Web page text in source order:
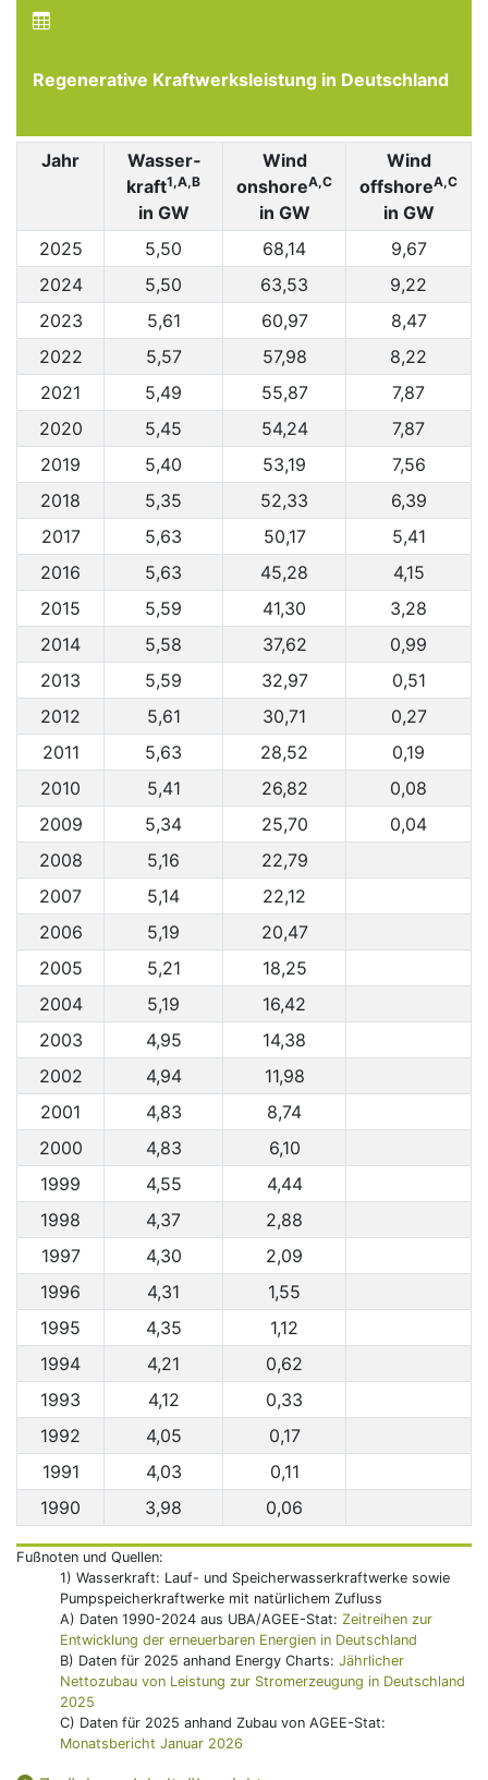
Regenerative Kraftwerksleistung in Deutschland
Jahr
Wasser­
kraft1,A,B
in GW
Wind
onshoreA,C
in GW
Wind
offshoreA,C
in GW
2025
5,50 68,14
9,67
2024
5,50 63,53
9,22
2023
5,61 60,97
8,47
2022
5,57 57,98
8,22
2021
5,49 55,87
7,87
2020
5,45 54,24
7,87
2019
5,40 53,19
7,56
2018
5,35 52,33
6,39
2017
5,63 50,17
5,41
2016
5,63 45,28
4,15
2015
5,59 41,30
3,28
2014
5,58 37,62
0,99
2013
5,59 32,97
0,51
2012
5,61 30,71
0,27
2011
5,63 28,52
0,19
2010
5,41 26,82
0,08
2009
5,34 25,70
0,04
2008
5,16
22,79
2007
5,14
22,12
2006
5,19
20,47
2005
5,21
18,25
2004
5,19
16,42
2003
4,95
14,38
2002
4,94
11,98
2001
4,83
8,74
2000
4,83
6,10
1999
4,55
4,44
1998
4,37
2,88
1997
4,30
2,09
1996
4,31
1,55
1995
4,35
1,12
1994
4,21
0,62
1993
4,12
0,33
1992
4,05
0,17
1991
4,03
0,11
1990
3,98 0,06
Fußnoten und Quellen:
1) Wasserkraft: Lauf- und Speicherwasserkraftwerke sowie
Pumpspeicherkraftwerke mit natürlichem Zufluss
A) Daten 1990-2024 aus UBA/AGEE-Stat: Zeitreihen zur
Entwicklung der erneuerbaren Energien in Deutschland
B) Daten für 2025 anhand Energy Charts: Jährlicher
Nettozubau von Leistung zur Stromerzeugung in Deutschland
2025
C) Daten für 2025 anhand Zubau von AGEE-Stat:
Monatsbericht Januar 2026